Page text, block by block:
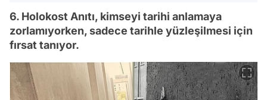
6. Holokost Anıtı, kimseyi tarihi anlamaya
zorlamıyorken, sadece tarihle yüzleşilmesi için
fırsat tanıyor.